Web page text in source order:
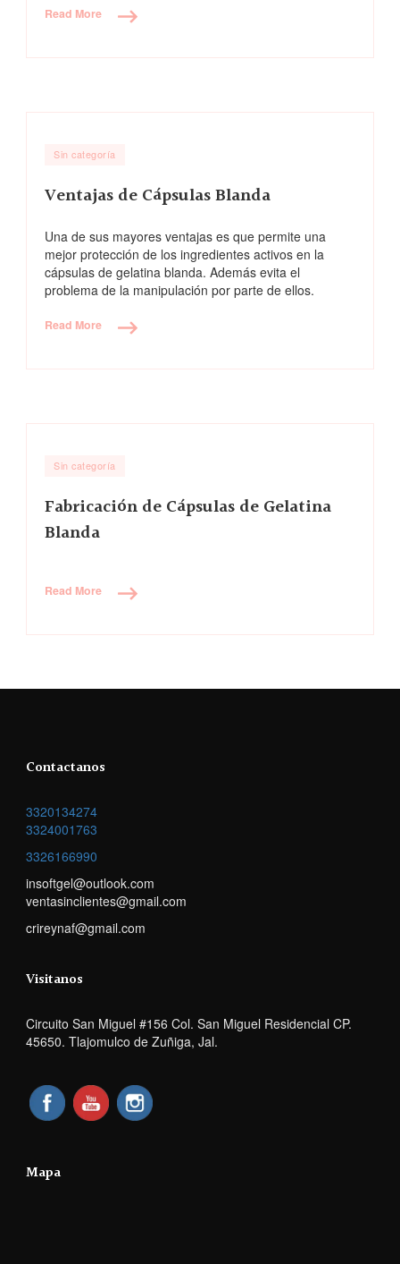
Read More
Sin categoría
Ventajas de Cápsulas Blanda
Una de sus mayores ventajas es que permite una
mejor protección de los ingredientes activos en la
cápsulas de gelatina blanda. Además evita el
problema de la manipulación por parte de ellos.
Read More
Sin categoría
Fabricación de Cápsulas de Gelatina
Blanda
Read More
Contactanos
3320134274
3324001763
3326166990
insoftgel@outlook.com
ventasinclientes@gmail.com
crireynaf@gmail.com
Visitanos
Circuito San Miguel #156 Col. San Miguel Residencial CP.
45650. Tlajomulco de Zuñiga, Jal.
Mapa